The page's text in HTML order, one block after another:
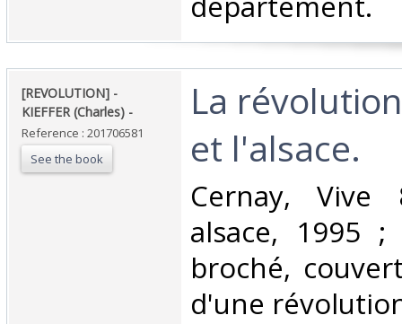
‎[REVOLUTION] -
KIEFFER (Charles) - ‎
Reference : 201706581
See the book
‎La
et l'alsace. ‎
‎Cernay,
alsace, 1995
broché,
d'une